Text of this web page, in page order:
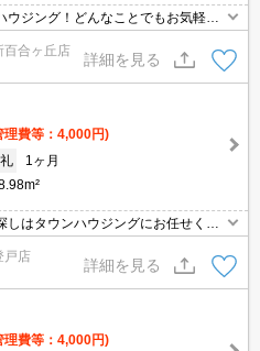
ジング！どんなことでもお気軽に
百合ヶ丘店
詳細を見る
理費等：4,000円)
礼
1ヶ月
はタウンハウジングにお任せくだ
戸店
詳細を見る
理費等：4,000円)